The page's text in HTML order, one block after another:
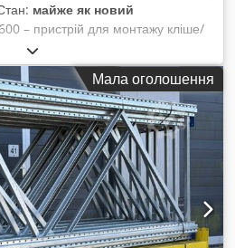
майже як новий
– пристрій для монтажу кліше/
1992  Монтажний
кліше, спеціально
точного та швидкого
пластини на друкарський чи
оснащений двома
які можуть переміщатися
Синхронізація
для різних ширин друку
налаштовується окремо за
 Макс. діаметр: 227 мм  Мін.
Uwefx Aayjr  Ширина: 620 мм
Мала оголошення